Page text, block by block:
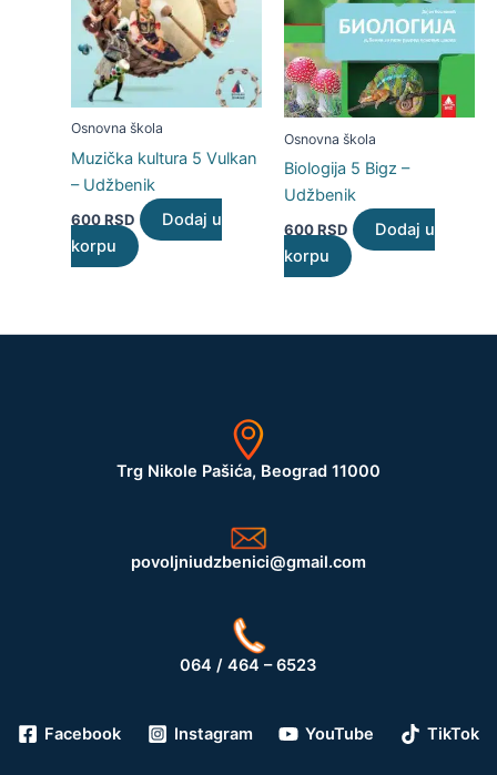
Osnovna škola
Muzička kultura 5 Vulkan
– Udžbenik
600RSD
Dodaj u
korpu
Osnovna škola
Biologija 5 Bigz –
Udžbenik
600RSD
Dodaj u
korpu
Trg Nikole Pašića, Beograd 11000
povoljniudzbenici@gmail.com
064 / 464 – 6523
Facebook Instagram YouTube TikTok